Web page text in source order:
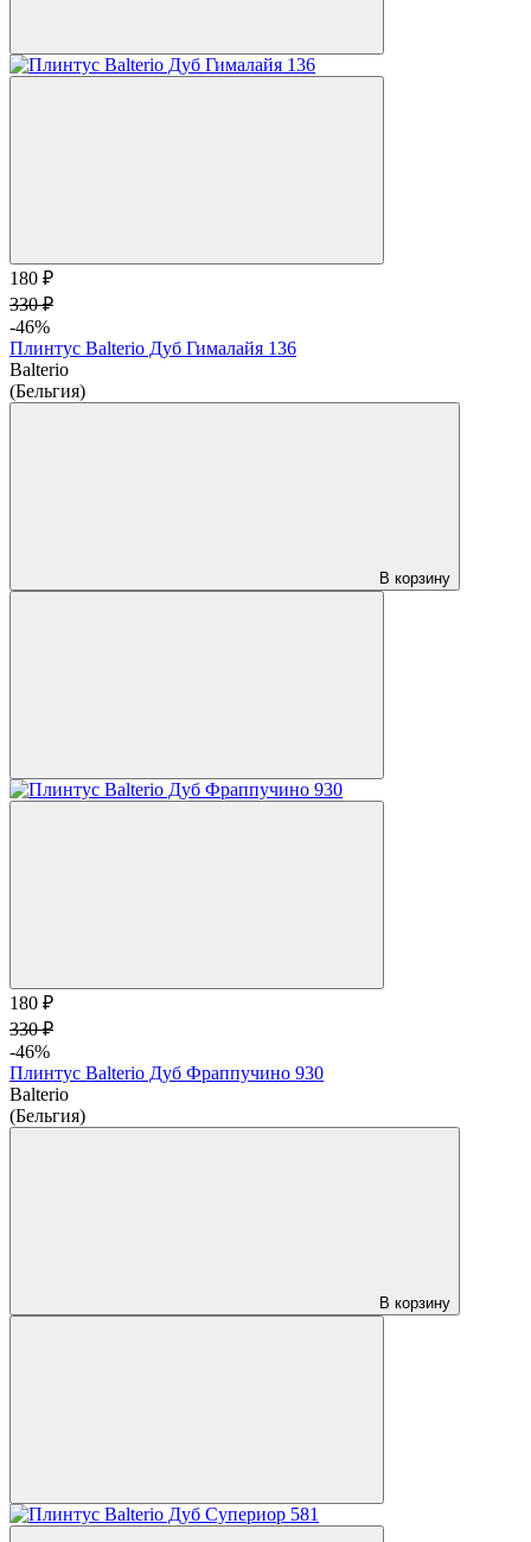
180 ₽
330 ₽
-46%
Плинтус Balterio Дуб Гималайя 136
Balterio
(Бельгия)
В корзину
180 ₽
330 ₽
-46%
Плинтус Balterio Дуб Фраппучино 930
Balterio
(Бельгия)
В корзину